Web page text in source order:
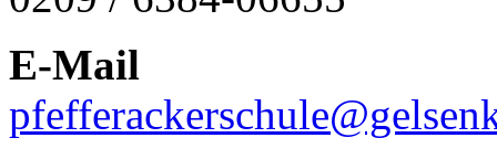
E-Mail